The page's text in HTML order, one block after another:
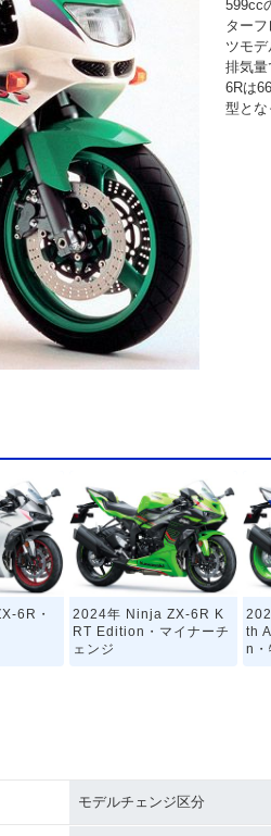
599cc
ター
ツモ
排気量
6Rは
型とな
6R・
2024年 Ninja ZX-6R K
RT Edition・マイナーチ
ェンジ
th
n・
モデルチェンジ区分